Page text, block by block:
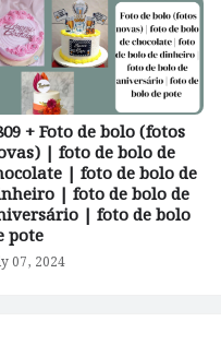
+ Foto de bolo (fotos
| foto de bolo de
| foto de bolo de
| foto de bolo de
| foto de bolo
pote
07, 2024